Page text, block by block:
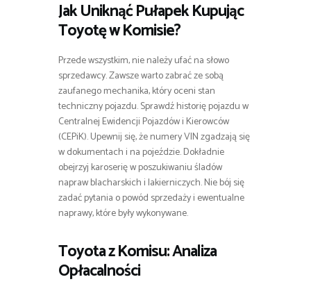
Jak Uniknąć Pułapek Kupując
Toyotę w Komisie?
Przede wszystkim, nie należy ufać na słowo
sprzedawcy. Zawsze warto zabrać ze sobą
zaufanego mechanika, który oceni stan
techniczny pojazdu. Sprawdź historię pojazdu w
Centralnej Ewidencji Pojazdów i Kierowców
(CEPiK). Upewnij się, że numery VIN zgadzają się
w dokumentach i na pojeździe. Dokładnie
obejrzyj karoserię w poszukiwaniu śladów
napraw blacharskich i lakierniczych. Nie bój się
zadać pytania o powód sprzedaży i ewentualne
naprawy, które były wykonywane.
Toyota z Komisu: Analiza
Opłacalności